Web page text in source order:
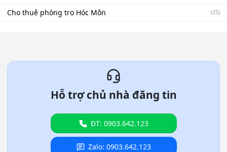
Cho thuê phòng trọ Hóc Môn (25)
Hỗ trợ chủ nhà đăng tin
ĐT: 0903.642.123
Zalo: 0903.642.123